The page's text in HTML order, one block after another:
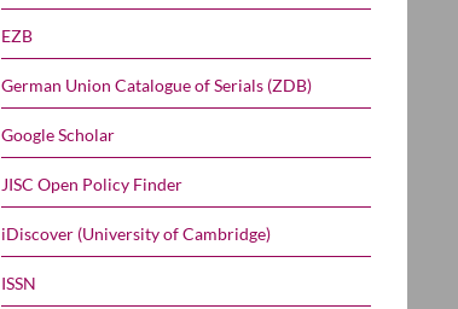
EZB
German Union Catalogue of Serials (ZDB)
Google Scholar
JISC Open Policy Finder
iDiscover (University of Cambridge)
ISSN